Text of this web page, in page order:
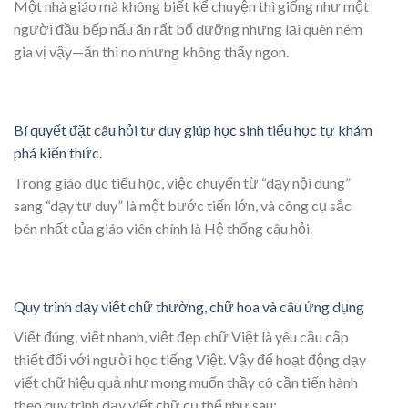
Một nhà giáo mà không biết kể chuyện thì giống như một
người đầu bếp nấu ăn rất bổ dưỡng nhưng lại quên nêm
gia vị vậy—ăn thì no nhưng không thấy ngon.
Bí quyết đặt câu hỏi tư duy giúp học sinh tiểu học tự khám
phá kiến thức.
Trong giáo dục tiểu học, việc chuyển từ “dạy nội dung”
sang “dạy tư duy” là một bước tiến lớn, và công cụ sắc
bén nhất của giáo viên chính là Hệ thống câu hỏi.
Quy trình dạy viết chữ thường, chữ hoa và câu ứng dụng
Viết đúng, viết nhanh, viết đẹp chữ Việt là yêu cầu cấp
thiết đối với người học tiếng Việt. Vậy để hoạt động dạy
viết chữ hiệu quả như mong muốn thầy cô cần tiến hành